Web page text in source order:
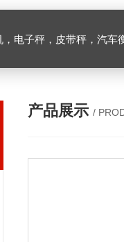
电子秤，皮带秤，汽车
产品展示 /